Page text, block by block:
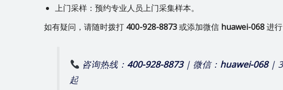
上门采样：预约专业人员上门采集样本。
如有疑问，请随时拨打 400-928-8873或添加微信 huawei-068进行
咨询热线： 400-928-8873| 微信： huawei-068|
起